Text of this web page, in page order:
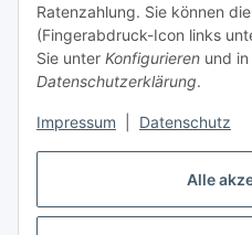
Alle
Ratenzahlung. Sie können
(Fingerabdruck-Icon links
Sie unter Konfigurieren und
Datenschutzerklärung.
Impressum Datenschutz
Social Media
Vertrag